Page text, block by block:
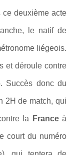
deuxième acte
le natif de
liégeois.
et déroule contre
Succès donc du
2H de match, qui
la Franceà
court du numéro